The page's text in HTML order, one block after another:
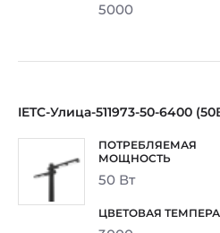
5000
IETC-Улица-511973-50-6400
50 Вт